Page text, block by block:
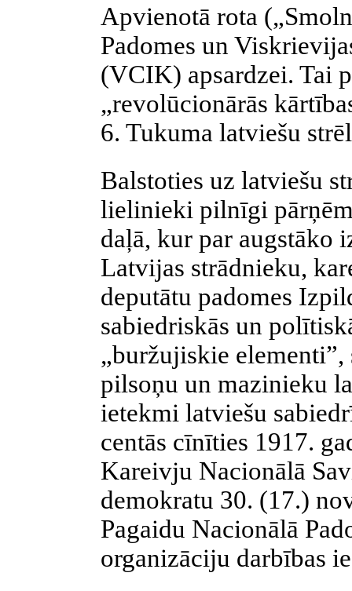
Apvienotā rota
Padomes un
(VCIK) apsardzei. Tai
„revolūcionārās
6. Tukuma latviešu
Balstoties uz latviešu
lielinieki pilnīgi
daļā, kur par augstāko
Latvijas strādnieku,
deputātu padomes
sabiedriskās un
„buržujiskie elementi”,
pilsoņu un mazinieku
ietekmi latviešu
centās cīnīties 1917.
Kareivju Nacionālā
demokratu 30. (17.)
Pagaidu Nacionālā
organizāciju darbības